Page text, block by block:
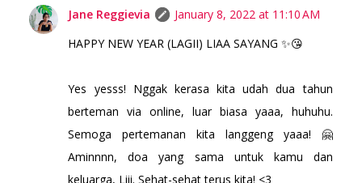
Jane Reggievia
January 8, 2022 at 11:10 AM
HAPPY NEW YEAR (LAGII) LIAA SAYANG ✨😘
Yes yesss! Nggak kerasa kita udah dua tahun
berteman via online, luar biasa yaaa, huhuhu.
Semoga pertemanan kita langgeng yaaa! 🤗
Aminnnn, doa yang sama untuk kamu dan
keluarga, Liii. Sehat-sehat terus kita! <3